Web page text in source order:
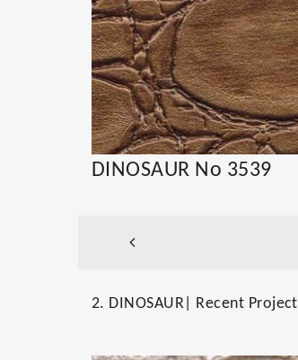
DINOSAUR No 3539
2. DINOSAUR| Recent Project